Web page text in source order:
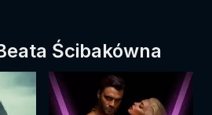
Ścibakówna